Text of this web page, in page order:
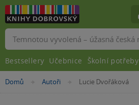
Nacházíte
Domů »Autoři »
Lucie Dvořáková
Vyhledávání
Bestsellery Učebnice Školní potřeby